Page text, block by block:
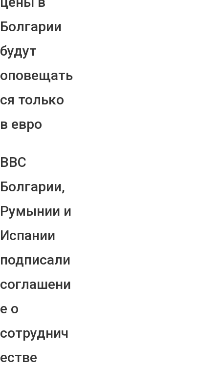
Болгарии
будут
оповещать
ся только
в евро
ВВС
Болгарии,
Румынии и
Испании
подписали
соглашени
е о
сотруднич
естве